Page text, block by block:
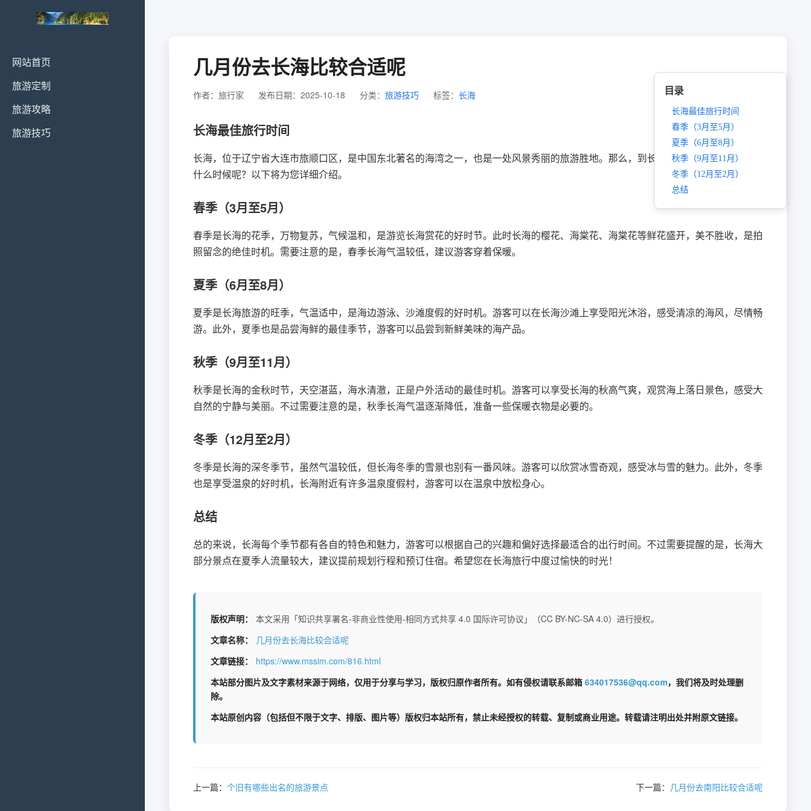
网站首页
旅游定制
旅游攻略
旅游技巧
几月份去长海比较合适呢
作者：旅行家 发布日期：2025-10-18 分类： 旅游技巧 标签： 长海
长海最佳旅行时间
长海，位于辽宁省大连市旅顺口区，是中国东北著名的海湾之一，也是一处风景秀丽的旅游胜地。那么，到长海旅行的最佳时间究竟是
什么时候呢？以下将为您详细介绍。
春季（3月至5月）
春季是长海的花季，万物复苏，气候温和，是游览长海赏花的好时节。此时长海的樱花、海棠花、海棠花等鲜花盛开，美不胜收，是拍
照留念的绝佳时机。需要注意的是，春季长海气温较低，建议游客穿着保暖。
夏季（6月至8月）
夏季是长海旅游的旺季，气温适中，是海边游泳、沙滩度假的好时机。游客可以在长海沙滩上享受阳光沐浴，感受清凉的海风，尽情畅
游。此外，夏季也是品尝海鲜的最佳季节，游客可以品尝到新鲜美味的海产品。
秋季（9月至11月）
秋季是长海的金秋时节，天空湛蓝，海水清澈，正是户外活动的最佳时机。游客可以享受长海的秋高气爽，观赏海上落日景色，感受大
自然的宁静与美丽。不过需要注意的是，秋季长海气温逐渐降低，准备一些保暖衣物是必要的。
冬季（12月至2月）
冬季是长海的深冬季节，虽然气温较低，但长海冬季的雪景也别有一番风味。游客可以欣赏冰雪奇观，感受冰与雪的魅力。此外，冬季
也是享受温泉的好时机，长海附近有许多温泉度假村，游客可以在温泉中放松身心。
总结
总的来说，长海每个季节都有各自的特色和魅力，游客可以根据自己的兴趣和偏好选择最适合的出行时间。不过需要提醒的是，长海大
部分景点在夏季人流量较大，建议提前规划行程和预订住宿。希望您在长海旅行中度过愉快的时光！
版权声明：
本文采用「知识共享署名-非商业性使用-相同方式共享 4.0 国际许可协议」（CC BY-NC-SA 4.0）进行授权。
文章名称：
几月份去长海比较合适呢
文章链接：
https://www.mssim.com/816.html
本站部分图片及文字素材来源于网络，仅用于分享与学习，版权归原作者所有。如有侵权请联系邮箱 634017536@qq.com，我们将及时处理删
除。
本站原创内容（包括但不限于文字、排版、图片等）版权归本站所有，禁止未经授权的转载、复制或商业用途。转载请注明出处并附原文链接。
上一篇： 个旧有哪些出名的旅游景点 下一篇： 几月份去南阳比较合适呢
目录
长海最佳旅行时间
春季（3月至5月）
夏季（6月至8月）
秋季（9月至11月）
冬季（12月至2月）
总结